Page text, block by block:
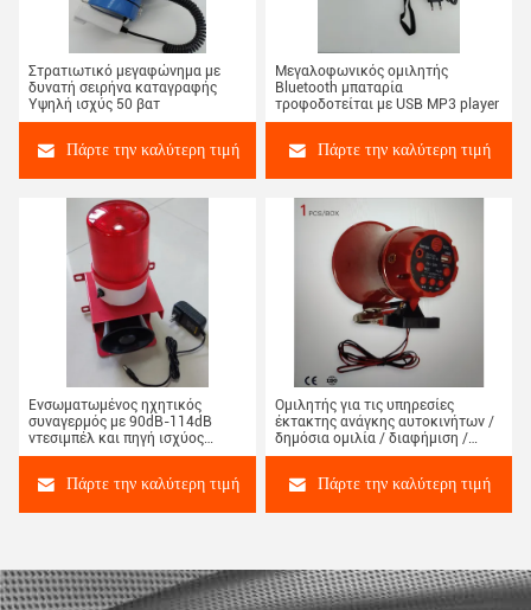
Στρατιωτικό μεγαφώνημα με
δυνατή σειρήνα καταγραφής
Υψηλή ισχύς 50 βατ
Πάρτε την καλύτερη τιμή
Μεγαλοφωνικός ομιλητής
Bluetooth μπαταρία
τροφοδοτείται με USB MP3 player
Πάρτε την καλύτερη τιμή
Ενσωματωμένος ηχητικός
συναγερμός με 90dB-114dB
ντεσιμπέλ και πηγή ισχύος
AC220V ή DC12/24V
Πάρτε την καλύτερη τιμή
Ομιλητής για τις υπηρεσίες
έκτακτης ανάγκης αυτοκινήτων /
δημόσια ομιλία / διαφήμιση /
έλεγχο κυκλοφορίας
Πάρτε την καλύτερη τιμή